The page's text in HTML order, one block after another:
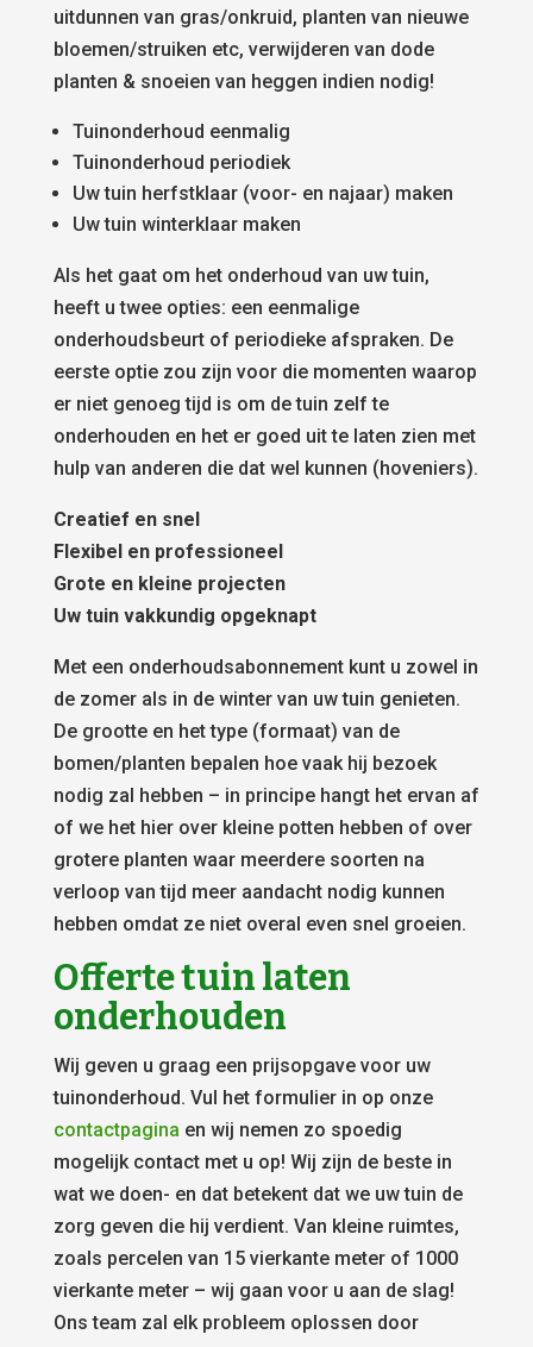
uitdunnen van gras/onkruid, planten van nieuwe
bloemen/struiken etc, verwijderen van dode
planten & snoeien van heggen indien nodig!
Tuinonderhoud eenmalig
Tuinonderhoud periodiek
Uw tuin herfstklaar (voor- en najaar) maken
Uw tuin winterklaar maken
Als het gaat om het onderhoud van uw tuin,
heeft u twee opties: een eenmalige
onderhoudsbeurt of periodieke afspraken. De
eerste optie zou zijn voor die momenten waarop
er niet genoeg tijd is om de tuin zelf te
onderhouden en het er goed uit te laten zien met
hulp van anderen die dat wel kunnen (hoveniers).
Creatief en snel
Flexibel en professioneel
Grote en kleine projecten
Uw tuin vakkundig opgeknapt
Met een onderhoudsabonnement kunt u zowel in
de zomer als in de winter van uw tuin genieten.
De grootte en het type (formaat) van de
bomen/planten bepalen hoe vaak hij bezoek
nodig zal hebben – in principe hangt het ervan af
of we het hier over kleine potten hebben of over
grotere planten waar meerdere soorten na
verloop van tijd meer aandacht nodig kunnen
hebben omdat ze niet overal even snel groeien.
Offerte tuin laten
onderhouden
Wij geven u graag een prijsopgave voor uw
tuinonderhoud. Vul het formulier in op onze
contactpagina en wij nemen zo spoedig
mogelijk contact met u op! Wij zijn de beste in
wat we doen- en dat betekent dat we uw tuin de
zorg geven die hij verdient. Van kleine ruimtes,
zoals percelen van 15 vierkante meter of 1000
vierkante meter – wij gaan voor u aan de slag!
Ons team zal elk probleem oplossen door